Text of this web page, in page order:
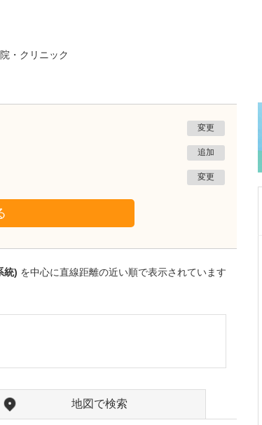
・クリニック
変更
追加
変更
統) を中心に直線距離の近い順で表示されています
地図で検索
栃木県宇都宮市
渡辺歯科医院
ください。
でも、常に「患者さんの
立場に立つこと」を大切
にしています。私自身、